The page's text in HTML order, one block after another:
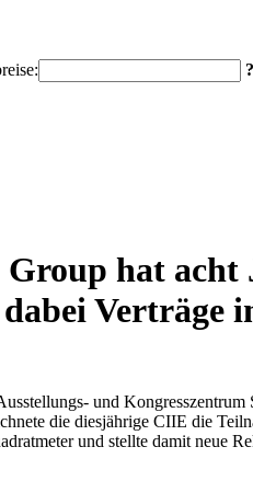
?
hat
Verträge
und
die diesjährige CIIE die
und stellte damit neue